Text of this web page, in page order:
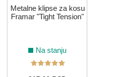
Metalne klipse za kosu
Framar "Tight Tension"
Na stanju